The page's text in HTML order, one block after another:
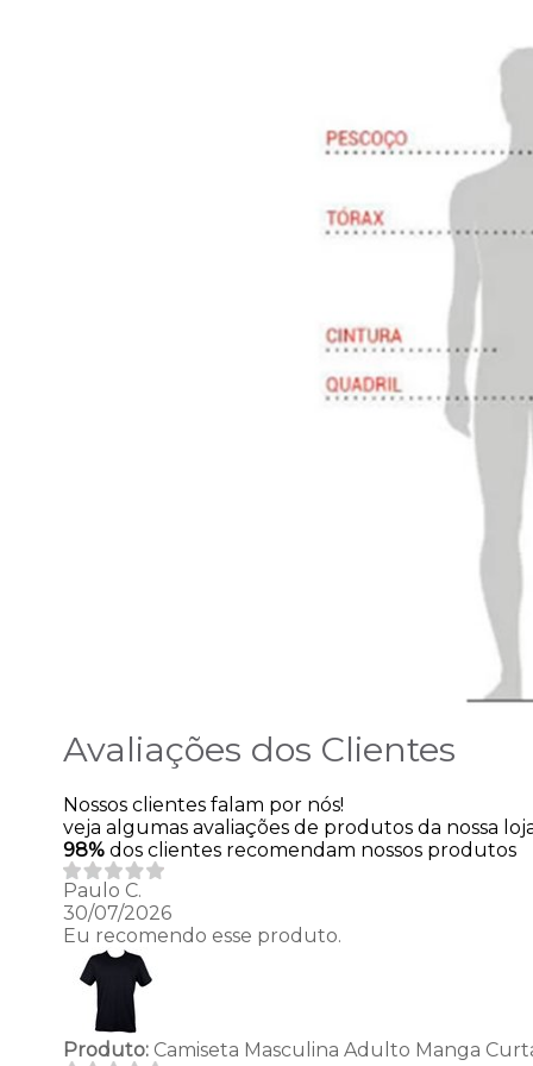
Avaliações dos Clientes
Nossos clientes falam por nós!
veja algumas avaliações de produtos da nossa
98% dos clientes recomendam nossos produtos
Paulo C.
30/07/2026
Eu recomendo esse produto.
Produto: Camiseta Masculina Adulto Manga